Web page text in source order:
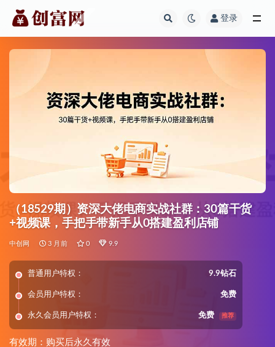
登录
（18529期）资深大佬电商实战社群：30篇干货
+视频课，手把手带新手从0搭建盈利店铺
中创网 3 月前 0 9.9
普通用户特权： 9.9钻石
会员用户特权： 免费
永久会员用户特权： 免费 推荐
有效期：购买后永久有效